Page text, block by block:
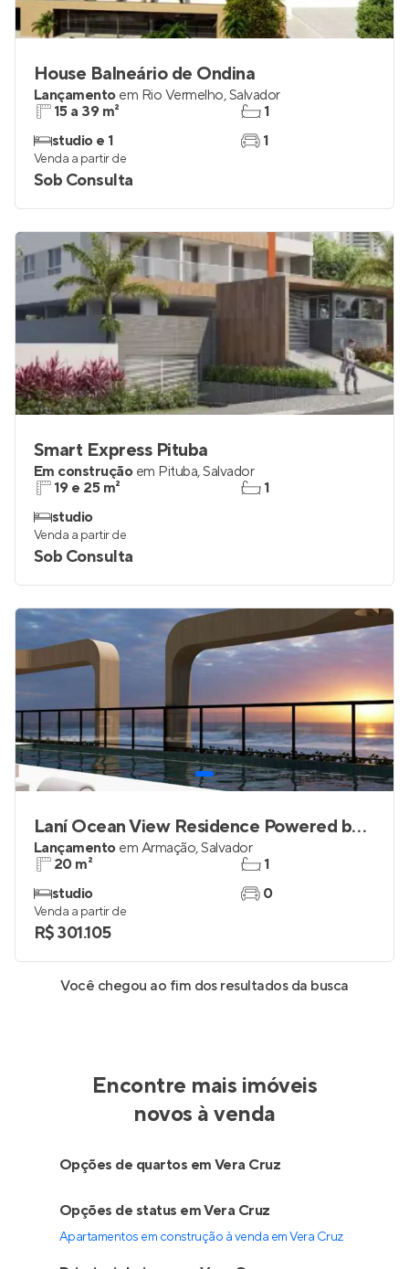
House Balneário de Ondina
Lançamento em Rio Vermelho,Salvador
15 a 39 m²
studio e 1
1
1
Venda a partir de
Sob Consulta
Smart Express Pituba
Em construção em Pituba,Salvador
19 e 25 m²
studio
1
Venda a partir de
Sob Consulta
Laní Ocean View Residence Powered by Housi
Lançamento em Armação,Salvador
20 m²
studio
1
0
Venda a partir de
R$ 301.105
Você chegou ao fim dos resultados da busca
Encontre mais imóveis
novos à venda
Opções de quartos em Vera Cruz
Opções de status em Vera Cruz
Apartamentos em construção à venda em Vera Cruz